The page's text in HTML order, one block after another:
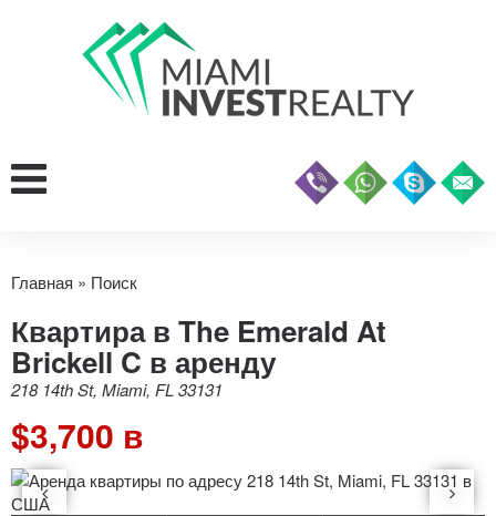
Главная » Поиск
Квартира в The Emerald At
Brickell C в аренду
218 14th St, Miami, FL 33131
$3,700 в